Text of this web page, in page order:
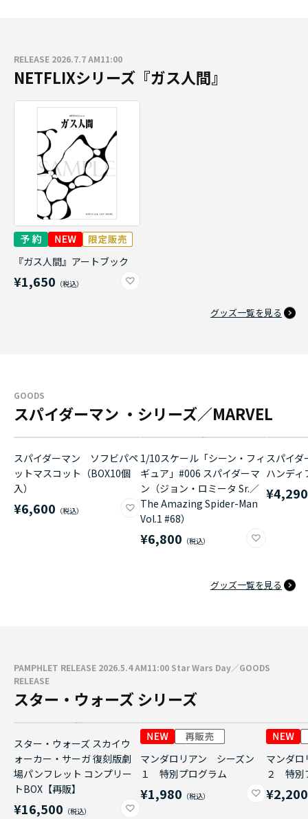
RELEASE 2026.7.7 AM11:00
NETFLIXシリーズ『ガス人間』
『ガス人間』アートブック
¥1,650
グッズ一覧を見る
GOODS
スパイダーマン ・シリーズ／MARVEL
スパイダーマン ソフビパペ
ットマスコット（BOX10個
入）
¥6,600
1/10スケール「シーン・フィ
ギュア」#006 スパイダーマ
ン（ジョン・ロミータ Sr.／
The Amazing Spider-Man
Vol.1 #68）
¥6,800
スパイ
ハンディ
¥4,290
グッズ一覧を見る
PAMPHLET RELEASE 2026.5.4 AM11:00 Star Wars Day／GOODS
RELEASE
スター・ウォーズ シリーズ
スター・ウォーズ スカイウ
ォーカー・サーガ 復刻版劇
場パンフレット コンプリー
トBOX【再販】
¥16,500
マンダロリアン シーズン
１ 特別プログラム
¥1,980
マンダ
２ 特別
¥2,200